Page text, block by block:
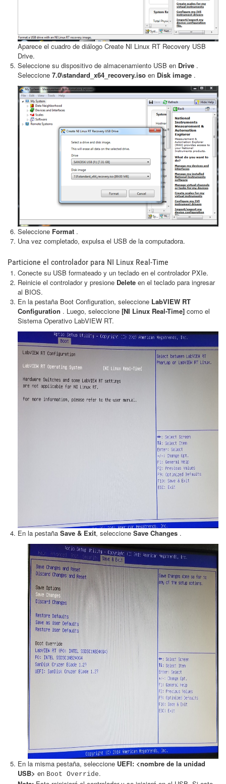
Aparece el cuadro de diálogo Create NI Linux RT Recovery USB
Drive.
Seleccione su dispositivo de almacenamiento USB en Drive .
Seleccione 7.0\standard_x64_recovery.iso en Disk image .
Seleccione Format .
Una vez completado, expulsa el USB de la computadora.
Particione el controlador para NI Linux Real-Time
Conecte su USB formateado y un teclado en el controlador PXIe.
Reinicie el controlador y presione Delete en el teclado para ingresar
al BIOS.
En la pestaña Boot Configuration, seleccione LabVIEW RT
Configuration . Luego, seleccione [NI Linux Real-Time] como el
Sistema Operativo LabVIEW RT.
En la pestaña Save & Exit, seleccione Save Changes .
En la misma pestaña, seleccione UEFI: <nombre de la unidad
USB> en Boot Override.